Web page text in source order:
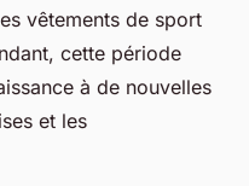
vêtements de sport
cette période
à de nouvelles
et les